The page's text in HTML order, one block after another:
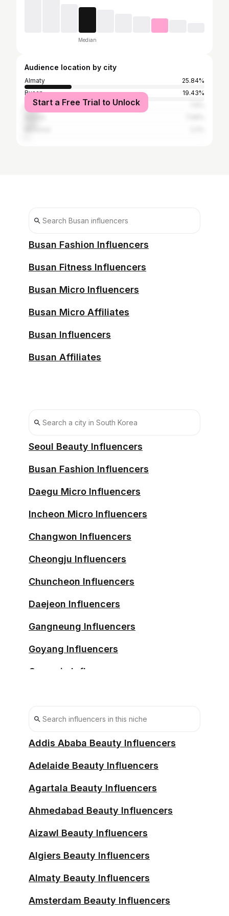
Median
Audience location by city
Almaty
25.84%
Busan
19.43%
Seoul
Start a Free Trial to Unlock
Busan Fashion Influencers
Busan Fitness Influencers
Busan Micro Influencers
Busan Micro Affiliates
Busan Influencers
Busan Affiliates
Seoul Beauty Influencers
Busan Fashion Influencers
Daegu Micro Influencers
Incheon Micro Influencers
Changwon Influencers
Cheongju Influencers
Chuncheon Influencers
Daejeon Influencers
Gangneung Influencers
Goyang Influencers
Gwangju Influencers
Suwon Influencers
Ulsan Influencers
Addis Ababa Beauty Influencers
Adelaide Beauty Influencers
Agartala Beauty Influencers
Ahmedabad Beauty Influencers
Aizawl Beauty Influencers
Algiers Beauty Influencers
Almaty Beauty Influencers
Amsterdam Beauty Influencers